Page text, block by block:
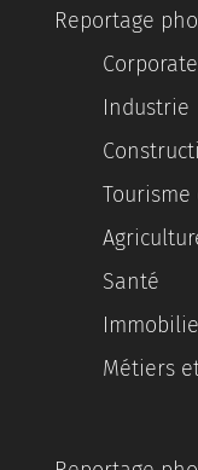
Reportage
Corporate
Industrie
Santé
Métiers